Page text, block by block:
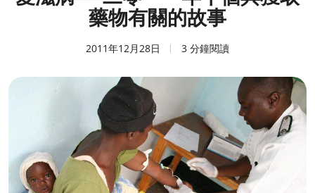
藥物有關的故事
2011年12月28日 3 分鐘閱讀